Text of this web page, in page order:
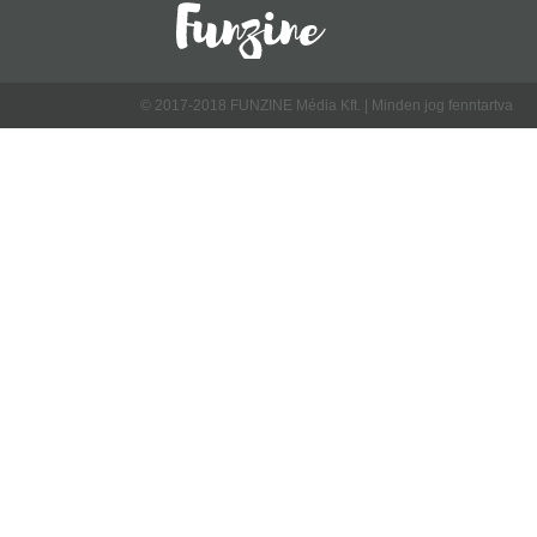
© 2017-2018 FUNZINE Média Kft. | Minden jog fenntartva